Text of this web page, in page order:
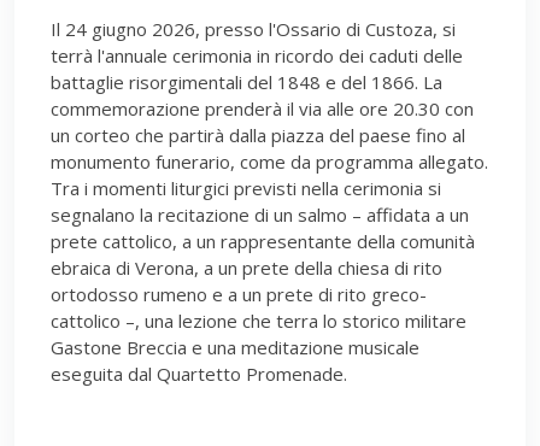
Il 24 giugno 2026, presso l'Ossario di Custoza, si
terrà l'annuale cerimonia in ricordo dei caduti delle
battaglie risorgimentali del 1848 e del 1866. La
commemorazione prenderà il via alle ore 20.30 con
un corteo che partirà dalla piazza del paese fino al
monumento funerario, come da programma allegato.
Tra i momenti liturgici previsti nella cerimonia si
segnalano la recitazione di un salmo – affidata a un
prete cattolico, a un rappresentante della comunità
ebraica di Verona, a un prete della chiesa di rito
ortodosso rumeno e a un prete di rito greco-
cattolico –, una lezione che terra lo storico militare
Gastone Breccia e una meditazione musicale
eseguita dal Quartetto Promenade.